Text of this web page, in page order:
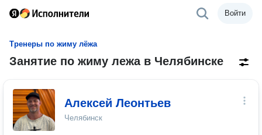
Войти
Тренеры по жиму лёжа
Занятие по жиму лежа в Челябинске
Алексей Леонтьев
Челябинск